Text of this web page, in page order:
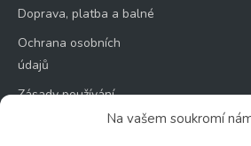
Na vašem soukromí
Doprava, platba a balné
Ochrana osobních
údajů
Zásady používání